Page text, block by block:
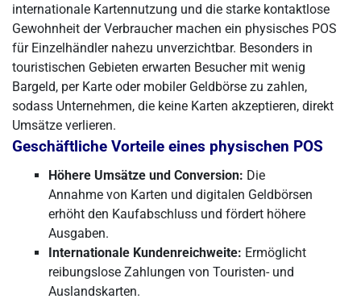
internationale Kartennutzung und die starke kontaktlose
Gewohnheit der Verbraucher machen ein physisches POS
für Einzelhändler nahezu unverzichtbar. Besonders in
touristischen Gebieten erwarten Besucher mit wenig
Bargeld, per Karte oder mobiler Geldbörse zu zahlen,
sodass Unternehmen, die keine Karten akzeptieren, direkt
Umsätze verlieren.
Geschäftliche Vorteile eines physischen POS
Höhere Umsätze und Conversion: Die
Annahme von Karten und digitalen Geldbörsen
erhöht den Kaufabschluss und fördert höhere
Ausgaben.
Internationale Kundenreichweite: Ermöglicht
reibungslose Zahlungen von Touristen- und
Auslandskarten.